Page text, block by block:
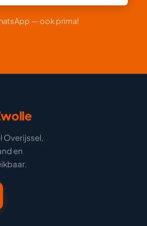
— ook prima!
Overijssel,
en